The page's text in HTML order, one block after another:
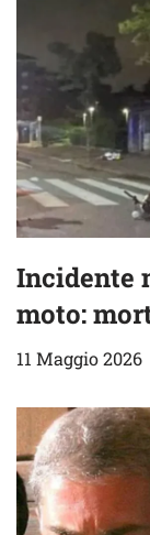
Incidente
moto:
11 Maggio 2026